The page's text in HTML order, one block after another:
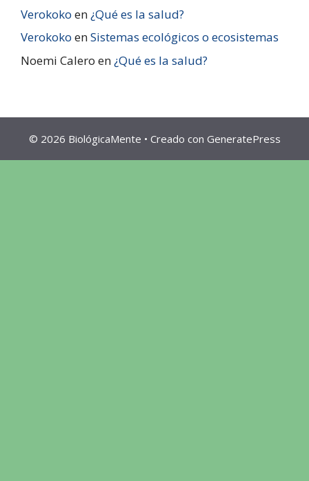
Verokoko en¿Qué es la salud?
Verokoko enSistemas ecológicos o ecosistemas
Noemi Calero en¿Qué es la salud?
© 2026 BiológicaMente • Creado con GeneratePress